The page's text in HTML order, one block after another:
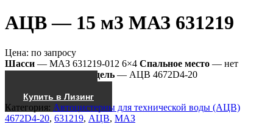
АЦВ — 15 м3 МАЗ 631219
Цена: по запросу
Шасси — МАЗ 631219-012 6×4 Спальное место — нет
Модель — АЦВ 4672D4-20
Купить в Лизинг
Категория: Автоцистерны для технической воды (АЦВ)
4672D4-20, 631219, АЦВ, МАЗ